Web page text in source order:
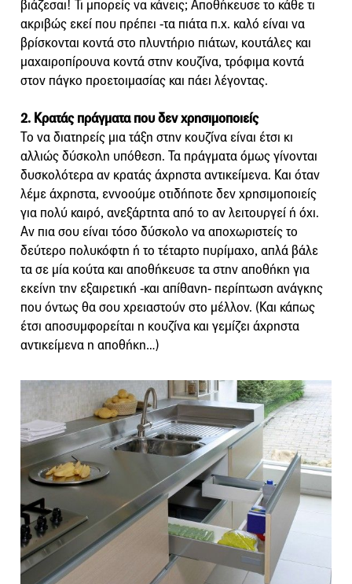
βιάζεσαι! Τι μπορείς να κάνεις; Αποθήκευσε το κάθε τι
ακριβώς εκεί που πρέπει -τα πιάτα π.χ. καλό είναι να
βρίσκονται κοντά στο πλυντήριο πιάτων, κουτάλες και
μαχαιροπίρουνα κοντά στην κουζίνα, τρόφιμα κοντά
στον πάγκο προετοιμασίας και πάει λέγοντας.
2. Κρατάς πράγματα που δεν χρησιμοποιείς
Το να διατηρείς μια τάξη στην κουζίνα είναι έτσι κι
αλλιώς δύσκολη υπόθεση. Τα πράγματα όμως γίνονται
δυσκολότερα αν κρατάς άχρηστα αντικείμενα. Και όταν
λέμε άχρηστα, εννοούμε οτιδήποτε δεν χρησιμοποιείς
για πολύ καιρό, ανεξάρτητα από το αν λειτουργεί ή όχι.
Αν πια σου είναι τόσο δύσκολο να αποχωριστείς το
δεύτερο πολυκόφτη ή το τέταρτο πυρίμαχο, απλά βάλε
τα σε μία κούτα και αποθήκευσε τα στην αποθήκη για
εκείνη την εξαιρετική -και απίθανη- περίπτωση ανάγκης
που όντως θα σου χρειαστούν στο μέλλον. (Και κάπως
έτσι αποσυμφορείται η κουζίνα και γεμίζει άχρηστα
αντικείμενα η αποθήκη…)